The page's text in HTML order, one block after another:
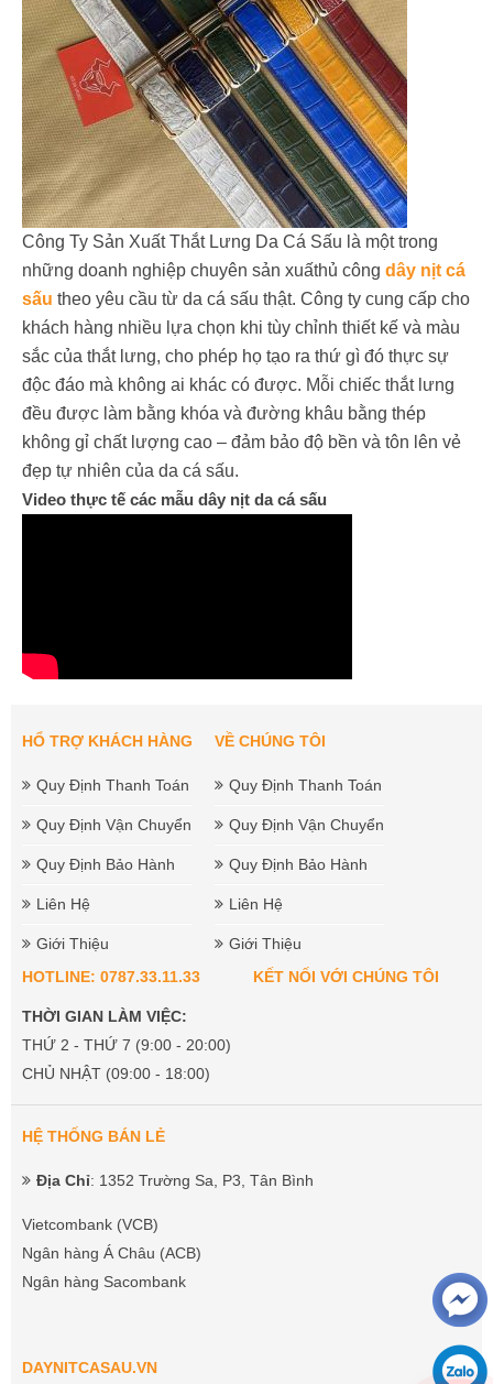
Công Ty Sản Xuất Thắt Lưng Da Cá Sấu là một trong
những doanh nghiệp chuyên sản xuấthủ công dây nịt cá
sấu theo yêu cầu từ da cá sấu thật. Công ty cung cấp cho
khách hàng nhiều lựa chọn khi tùy chỉnh thiết kế và màu
sắc của thắt lưng, cho phép họ tạo ra thứ gì đó thực sự
độc đáo mà không ai khác có được. Mỗi chiếc thắt lưng
đều được làm bằng khóa và đường khâu bằng thép
không gỉ chất lượng cao – đảm bảo độ bền và tôn lên vẻ
đẹp tự nhiên của da cá sấu.
Video thực tế các mẫu dây nịt da cá sấu
HỔ TRỢ KHÁCH HÀNG
Quy Định Thanh Toán
Quy Định Vận Chuyển
Quy Định Bảo Hành
Liên Hệ
Giới Thiệu
VỀ CHÚNG TÔI
Quy Định Thanh Toán
Quy Định Vận Chuyển
Quy Định Bảo Hành
Liên Hệ
Giới Thiệu
HOTLINE: 0787.33.11.33
THỜI GIAN LÀM VIỆC:
THỨ 2 - THỨ 7 (9:00 - 20:00)
CHỦ NHẬT (09:00 - 18:00)
KẾT NỐI VỚI CHÚNG TÔI
HỆ THỐNG BÁN LẺ
Địa Chỉ: 1352 Trường Sa, P3, Tân Bình
Vietcombank (VCB)
Ngân hàng Á Châu (ACB)
Ngân hàng Sacombank
DAYNITCASAU.VN